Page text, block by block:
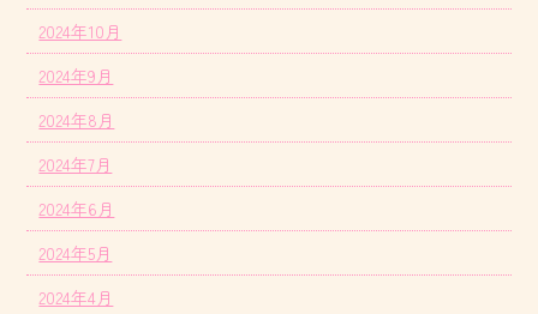
2024年10月
2024年9月
2024年8月
2024年7月
2024年6月
2024年5月
2024年4月